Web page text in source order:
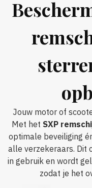
Jouw motor of
Met het SXP
optimale beveiliging
alle verzekeraars. Dit
in gebruik en wordt
zodat je het